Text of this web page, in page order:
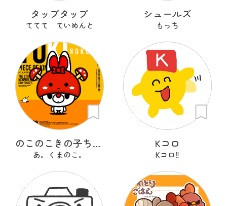
タップタップ
ててて ていめんと
シュールズ
もっち
のこのこきの子ちゃん
あ。くまのこ。
Kコロ
Kコロ‼︎